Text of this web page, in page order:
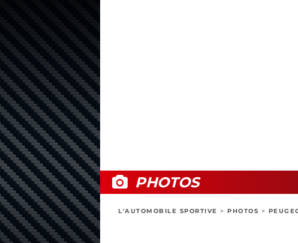
PHOTOS
L'AUTOMOBILE SPORTIVE > PHOTOS >